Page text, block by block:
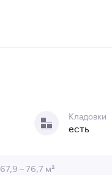
Кладовки
есть
67,9 – 76,7 м²